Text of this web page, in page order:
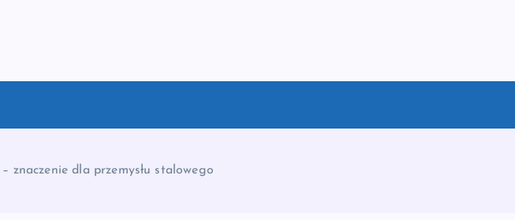
znaczenie dla przemysłu stalowego